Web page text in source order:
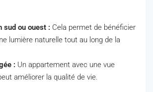
sud ou ouest : Cela permet de bénéficier
lumière naturelle tout au long de la
: Un appartement avec une vue
améliorer la qualité de vie.